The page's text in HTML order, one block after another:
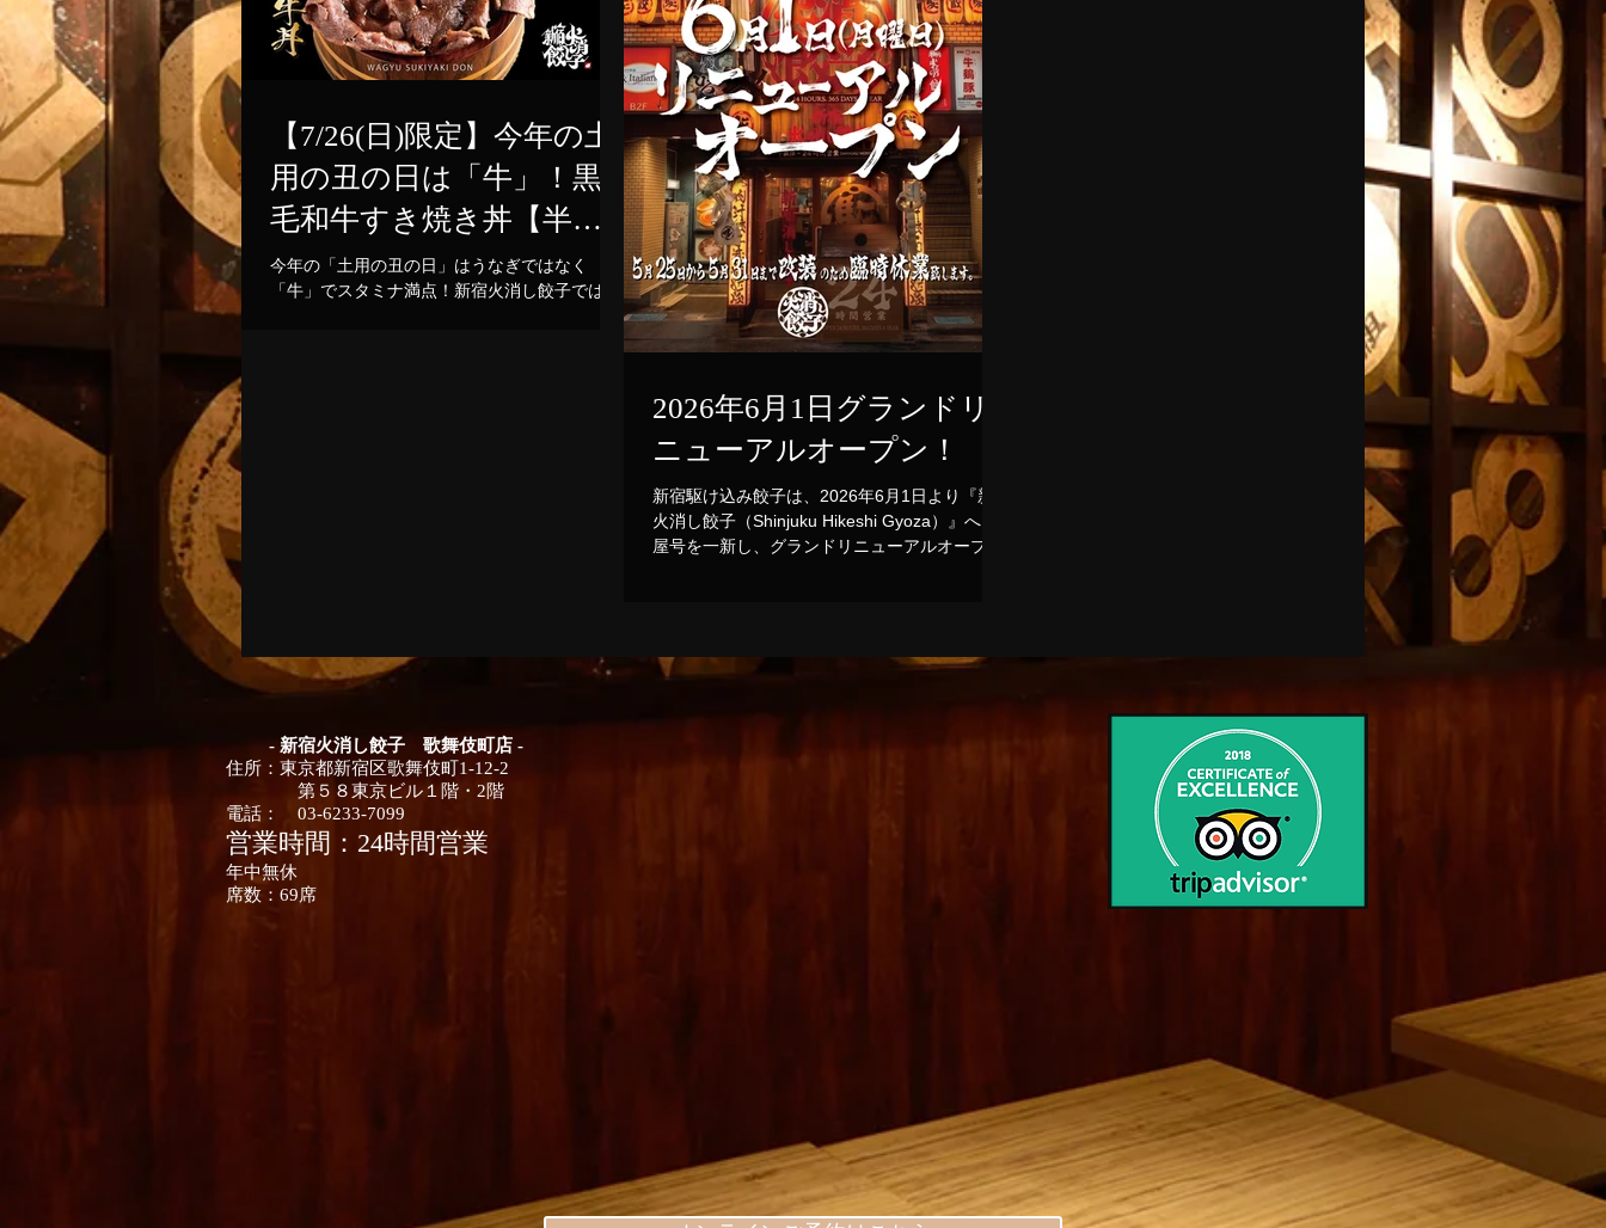
と特別価格の990円（税抜）でご提供！1,000円を切る
価格で最高級和牛を堪能できる奇跡のチャンスです。提
灯が灯る江戸情緒あふれる活気ある店内で、お祭り気分
を味わいながら絶品和牛を頬張る非日常体験をお楽しみ
ください。当日は大変な混雑や完売が予想されますの
で、食べログからの事前予約を強くおすすめいたしま
す！
【7/26(日)限定】今年の土
用の丑の日は「牛」！黒
毛和牛すき焼き丼【半
額】キャンペーン開催！
今年の「土用の丑の日」はうなぎではなく
「牛」でスタミナ満点！新宿火消し餃子では、
前予約を強くおすすめいたします！
2026年6月1日グランドリ
ニューアルオープン！
新宿駆け込み餃子は、2026年6月1日より『新宿
火消し餃子（Shinjuku Hikeshi Gyoza）』へと
屋号を一新し、グランドリニューアルオープン
や人気の日本文化体験メニュー（フルーツ大
いたします。多言語対応および各種キャッシュ
- 新宿火消し餃子 歌舞伎町店 -
住所： 東京都新宿区歌舞伎町1-12-2
第５８東京ビル１階・2階
電話： 03-6233-7099
営業時間：24時間営業
年中無休
席数： ​69席